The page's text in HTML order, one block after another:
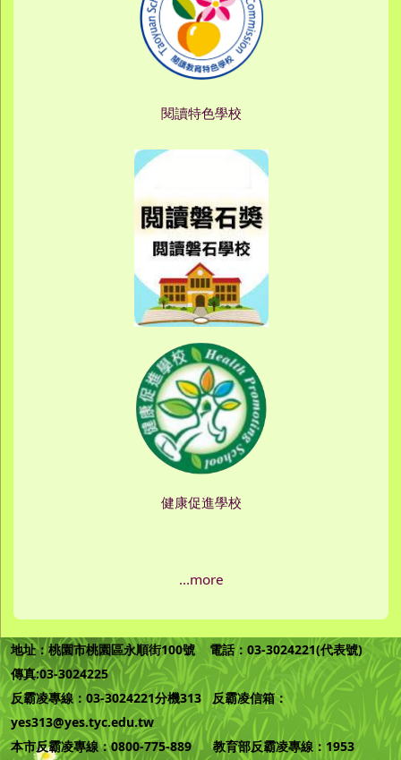
閱讀特色學校
健康促進學校
...more
地址：桃園市桃園區永順街100號 電話：03-3024221(代表號)
傳真:03-3024225
反霸凌專線：03-3024221分機313 反霸凌信箱：
yes313@yes.tyc.edu.tw
本市反霸凌專線：0800-775-889 教育部反霸凌專線：1953